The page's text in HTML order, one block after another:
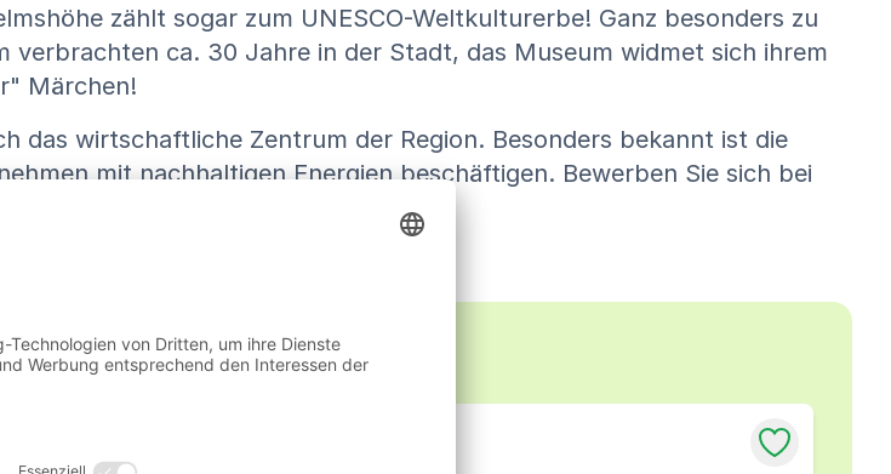
zählt sogar zum UNESCO-Weltkulturerbe! Ganz besonders zu
verbrachten ca. 30 Jahre in der Stadt, das Museum widmet sich ihrem
Märchen!
das wirtschaftliche Zentrum der Region. Besonders bekannt ist die
mit nachhaltigen Energien beschäftigen. Bewerben Sie sich bei
und Umgebung